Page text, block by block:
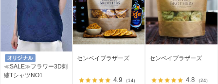
≪SALE≫フラワー3D刺
繍TシャツNO1
センベイブラザーズ
4.9 （14）
センベイブラザーズ
4.8 （24）